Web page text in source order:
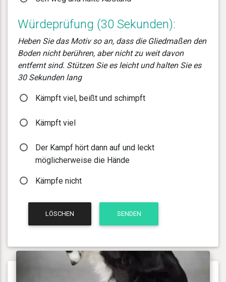
Würdeprüfung (30 Sekunden):
Heben Sie das Motiv so an, dass die Gliedmaßen den
Boden nicht berühren, aber nicht zu weit davon
entfernt sind. Stützen Sie es leicht und halten Sie es
30 Sekunden lang
Kämpft viel, beißt und schimpft
Kämpft viel
Der Kampf hört dann auf und leckt
möglicherweise die Hände
Kämpfe nicht
LÖSCHEN SENDEN